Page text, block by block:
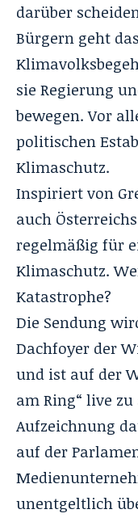
darüber
Bürgern geht
sie Regierung
bewegen. Vor
politischen
Klimaschutz.
Inspiriert von
auch
regelmäßig für
Klimaschutz.
Katastrophe?
Die Sendung
Dachfoyer der
und ist auf der
am Ring“ live zu
Aufzeichnung
auf der
unentgeltlich